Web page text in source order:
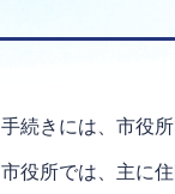
手続きには、市役
市役所では、主に